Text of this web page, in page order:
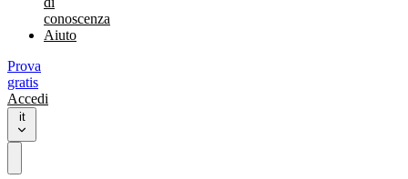
conoscenza
Aiuto
Prova
gratis
Accedi
it